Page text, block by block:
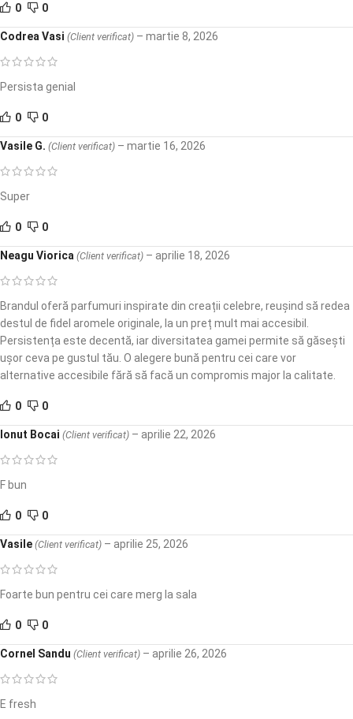
0 0
Codrea Vasi (Client verificat) – martie 8, 2026
Persista genial
0 0
Vasile G. (Client verificat) – martie 16, 2026
Super
0 0
Neagu Viorica (Client verificat) – aprilie 18, 2026
Brandul oferă parfumuri inspirate din creații celebre, reușind să redea
destul de fidel aromele originale, la un preț mult mai accesibil.
Persistența este decentă, iar diversitatea gamei permite să găsești
ușor ceva pe gustul tău. O alegere bună pentru cei care vor
alternative accesibile fără să facă un compromis major la calitate.
0 0
Ionut Bocai (Client verificat) – aprilie 22, 2026
F bun
0 0
Vasile (Client verificat) – aprilie 25, 2026
Foarte bun pentru cei care merg la sala
0 0
Cornel Sandu (Client verificat) – aprilie 26, 2026
E fresh